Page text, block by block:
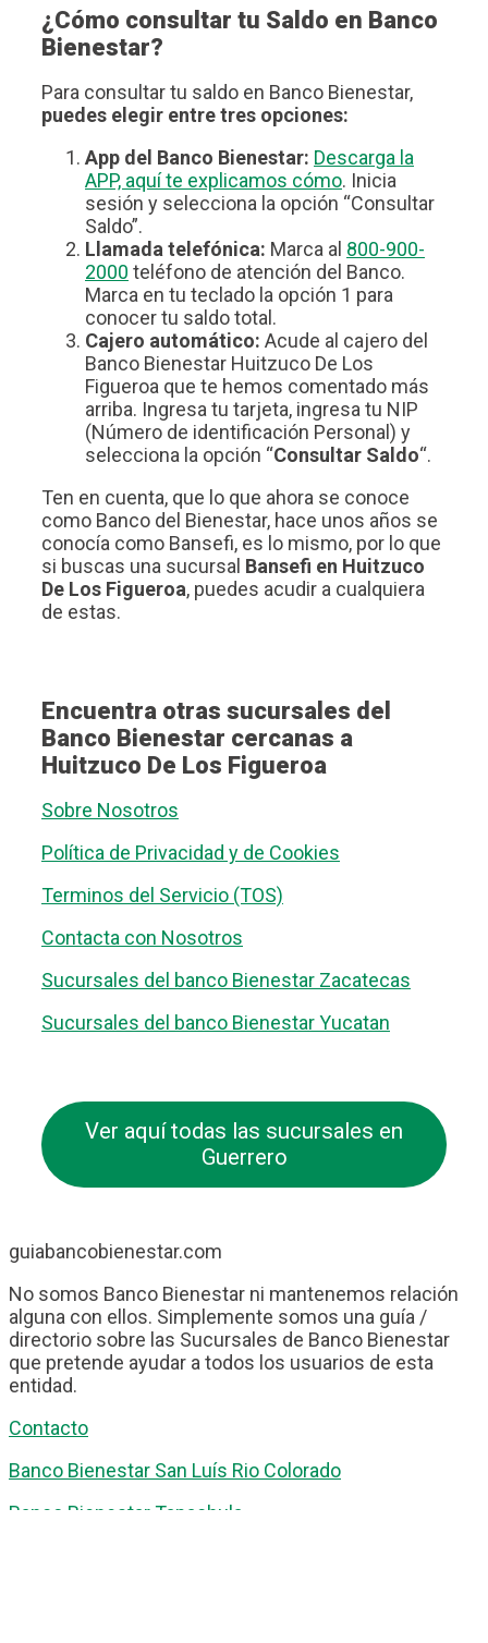
¿Cómo consultar tu Saldo en Banco
Bienestar?
Para consultar tu saldo en Banco Bienestar,
puedes elegir entre tres opciones:
App del Banco Bienestar: Descarga la
APP, aquí te explicamos cómo. Inicia
sesión y selecciona la opción “Consultar
Saldo”.
Llamada telefónica: Marca al 800-900-
2000 teléfono de atención del Banco.
Marca en tu teclado la opción 1 para
conocer tu saldo total.
Cajero automático: Acude al cajero del
Banco Bienestar Huitzuco De Los
Figueroa que te hemos comentado más
arriba. Ingresa tu tarjeta, ingresa tu NIP
(Número de identificación Personal) y
selecciona la opción “Consultar Saldo“.
Ten en cuenta, que lo que ahora se conoce
como Banco del Bienestar, hace unos años se
conocía como Bansefi, es lo mismo, por lo que
si buscas una sucursal Bansefi en Huitzuco
De Los Figueroa, puedes acudir a cualquiera
de estas.
Encuentra otras sucursales del
Banco Bienestar cercanas a
Huitzuco De Los Figueroa
Sobre Nosotros
Política de Privacidad y de Cookies
Terminos del Servicio (TOS)
Contacta con Nosotros
Sucursales del banco Bienestar Zacatecas
Sucursales del banco Bienestar Yucatan
Ver aquí todas las sucursales en
Guerrero
guiabancobienestar.com
No somos Banco Bienestar ni mantenemos relación
alguna con ellos. Simplemente somos una guía /
directorio sobre las Sucursales de Banco Bienestar
que pretende ayudar a todos los usuarios de esta
entidad.
Contacto
Banco Bienestar San Luís Rio Colorado
Banco Bienestar Tapachula